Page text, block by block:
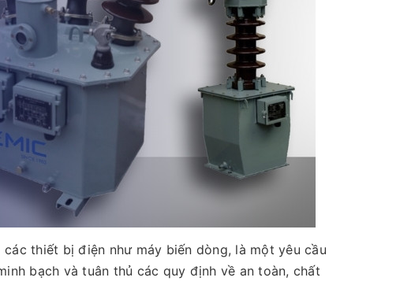
thiết bị điện như máy biến dòng, là một yêu cầu
bạch và tuân thủ các quy định về an toàn, chất